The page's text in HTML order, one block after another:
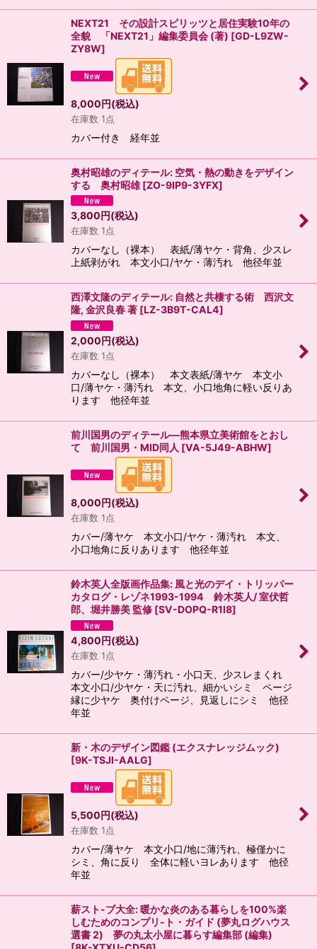
NEXT21 その設計スピリッツと居住実験10年の
全貌 「NEXT21」編集委員会 (著) [GD-L9ZW-
ZY8W]
8,000円(税込)
在庫数 1点
カバー付き 経年並
奥村昭雄のディテール: 空気・熱の動きをデザイン
する 奥村昭雄 [ZO-9IP9-3YFX]
3,800 円(税込)
在庫数 1点
カバーなし（裸本） 表紙/薄ヤケ・背角、少スレ
上紙剥がれ 本文小口/ヤケ・薄汚れ 他径年並
西澤文隆のディテール: 自然と共棲する術 西沢文
隆, 金沢良春 著 [LZ-3B9T-CAL4]
2,000円(税込)
在庫数 1点
カバーなし（裸本） 本文表紙/薄ヤケ 本文小
口/薄ヤケ・薄汚れ 本文、小口地角に軽い反りあ
ります 他径年並
前川国男のディテール―熊本県立美術館をとおし
て 前川国男・MID同人 [VA-5J49-ABHW]
8,000円(税込)
在庫数 1点
カバー/薄ヤケ 本文小口/ヤケ・薄汚れ 本文、
小口地角に反りあります 他径年並
鈴木英人全版画作品集: 風と光のデイ・トリッパー
カタログ・レゾネ1993-1994 鈴木英人/ 室伏哲
郎、堀井勝美 監修 [SV-DOPQ-R1I8]
4,800円(税込)
在庫数 1点
カバー/少ヤケ・薄汚れ・小口天、少スレまくれ
本文小口/少ヤケ・天に汚れ、細かいシミ ページ
縁に少ヤケ 奥付けページ、見返しにシミ 他径
年並
新・木のデザイン図鑑 (エクスナレッジムック)
[9K-TSJI-AALG]
5,500円(税込)
在庫数 1点
カバー/薄ヤケ 本文小口/地に薄汚れ、極僅かに
シミ、角に反り 全体に軽いヨレあります 他径
年並
薪スト-ブ大全: 暖かな炎のある暮らしを100%楽
しむためのコンプリ-ト・ガイド (夢丸ログハウス
選書 2) 夢の丸太小屋に暮らす編集部 (編集)